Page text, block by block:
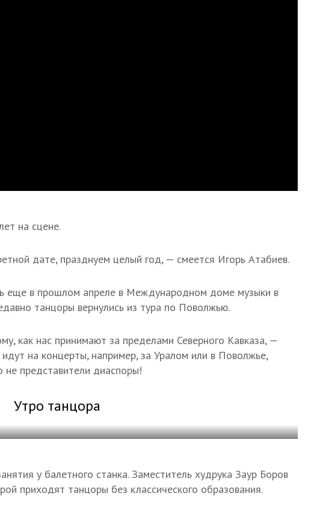
на сцене.
дате, празднуем целый год, — смеется Игорь Атабиев.
еще в прошлом апреле в Международном доме музыки в
танцоры вернулись из тура по Поволжью.
как нас принимают за пределами Северного Кавказа, —
на концерты, например, за Уралом или в Поволжье,
представители диаспоры!
Утро танцора
у балетного станка. Заместитель худрука Заур Боров
приходят танцоры без классического образования.